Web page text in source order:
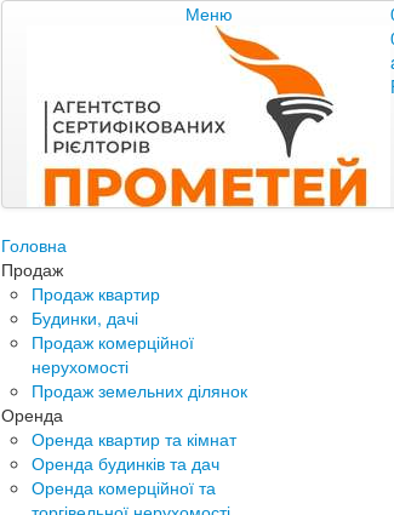
Меню
Головна
Продаж
Продаж квартир
Будинки, дачі
Продаж комерційної
нерухомості
Продаж земельних ділянок
Оренда
Оренда квартир та кімнат
Оренда будинків та дач
Оренда комерційної та